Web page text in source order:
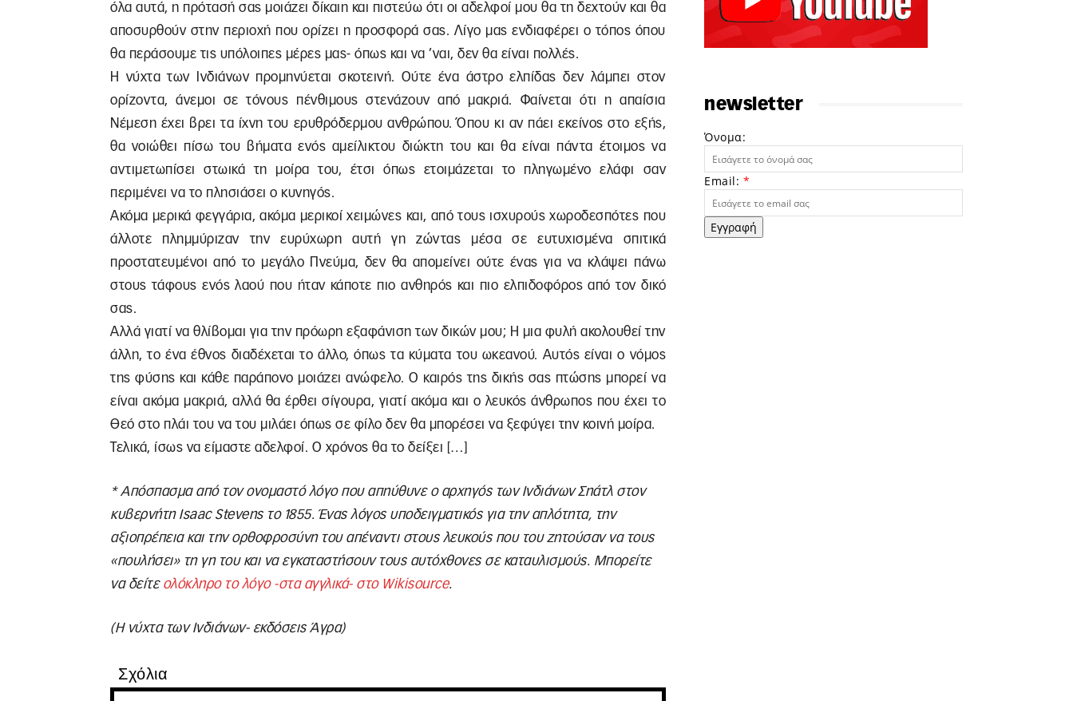
όλα αυτά, η πρότασή σας μοιάζει δίκαιη και πιστεύω ότι οι αδελφοί μου θα τη δεχτούν και θα
αποσυρθούν στην περιοχή που ορίζει η προσφορά σας. Λίγο μας ενδιαφέρει ο τόπος όπου
θα περάσουμε τις υπόλοιπες μέρες μας- όπως και να ’ναι, δεν θα είναι πολλές.
Η νύχτα των Ινδιάνων προμηνύεται σκοτεινή. Ούτε ένα άστρο ελπίδας δεν λάμπει στον
ορίζοντα, άνεμοι σε τόνους πένθιμους στενάζουν από μακριά. Φαίνεται ότι η απαίσια
Νέμεση έχει βρει τα ίχνη του ερυθρόδερμου ανθρώπου. Όπου κι αν πάει εκείνος στο εξής,
θα νοιώθει πίσω του βήματα ενός αμείλικτου διώκτη του και θα είναι πάντα έτοιμος να
αντιμετωπίσει στωικά τη μοίρα του, έτσι όπως ετοιμάζεται το πληγωμένο ελάφι σαν
περιμένει να το πλησιάσει ο κυνηγός.
Ακόμα μερικά φεγγάρια, ακόμα μερικοί χειμώνες και, από τους ισχυρούς χωροδεσπότες που
άλλοτε πλημμύριζαν την ευρύχωρη αυτή γη ζώντας μέσα σε ευτυχισμένα σπιτικά
προστατευμένοι από το μεγάλο Πνεύμα, δεν θα απομείνει ούτε ένας για να κλάψει πάνω
στους τάφους ενός λαού που ήταν κάποτε πιο ανθηρός και πιο ελπιδοφόρος από τον δικό
σας.
Αλλά γιατί να θλίβομαι για την πρόωρη εξαφάνιση των δικών μου; Η μια φυλή ακολουθεί την
άλλη, το ένα έθνος διαδέχεται το άλλο, όπως τα κύματα του ωκεανού. Αυτός είναι ο νόμος
της φύσης και κάθε παράπονο μοιάζει ανώφελο. Ο καιρός της δικής σας πτώσης μπορεί να
είναι ακόμα μακριά, αλλά θα έρθει σίγουρα, γιατί ακόμα και ο λευκός άνθρωπος που έχει το
Θεό στο πλάι του να του μιλάει όπως σε φίλο δεν θα μπορέσει να ξεφύγει την κοινή μοίρα.
Τελικά, ίσως να είμαστε αδελφοί. Ο χρόνος θα το δείξει […]
* Απόσπασμα από τον ονομαστό λόγο που απηύθυνε ο αρχηγός των Ινδιάνων Σηάτλ στον
κυβερνήτη Isaac Stevens το 1855. Ένας λόγος υποδειγματικός για την απλότητα, την
αξιοπρέπεια και την ορθοφροσύνη του απέναντι στους λευκούς που του ζητούσαν να τους
«πουλήσει» τη γη του και να εγκαταστήσουν τους αυτόχθονες σε καταυλισμούς. Μπορείτε
να δείτε ολόκληρο το λόγο -στα αγγλικά- στο Wikisource.
(Η νύχτα των Ινδιάνων- εκδόσεις Άγρα)
Σχόλια
newsletter
Όνομα:
Email: *
Εγγραφή